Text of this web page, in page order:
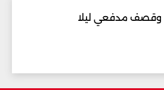
وقصف مدفعي ليلا